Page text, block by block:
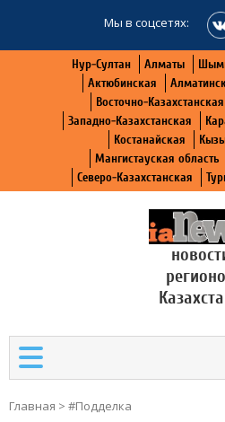
Мы в соцсетях:
Нур-Султан Алматы
Актюбинская
Восточно-Казахстанская
Западно-Казахстанская
Костанайская
Мангистауская область
Северо-Казахстанская
Главная > #Подделка